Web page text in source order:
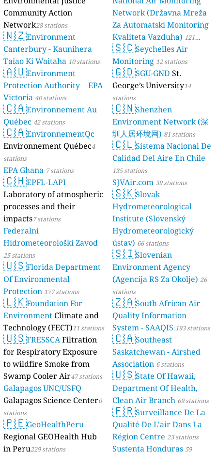
Community Action
Network28 stations
🇳🇿Environment
Canterbury - Kaunihera
Taiao Ki Waitaha 10 stations
🇦🇺Environment
Protection Authority | EPA
Victoria 40 stations
🇨🇦Environnement Au
Québec 42 stations
🇨🇦EnvironnementQc
Environnement Québec4
stations
EPA Ghana 7 stations
🇨🇭EPFL-LAPI
Laboratory of atmospheric
processes and their
impacts7 stations
Federalni
Hidrometeorološki Zavod
25 stations
🇺🇸Florida Department
Of Environmental
Protection 177 stations
🇱🇰Foundation For
Environment Climate and
Technology (FECT)11 stations
🇺🇸FRESSCAFiltration
for Respiratory Exposure
to wildfire Smoke from
Swamp Cooler Air47 stations
Galapagos UNC/USFQ
Galapagos Science Center0
stations
🇵🇪GeoHealthPeru
Regional GEOHealth Hub
in Peru229 stations
Network (Državna Mreža
Za Automatski Monitoring
Kvaliteta Vazduha) 121
stations
🇸🇨Seychelles Air
Monitoring 12 stations
🇬🇩SGU-GND St.
George’s University14
stations
🇨🇳Shenzhen
Environment Network (深
圳人居环境网) 81 stations
🇨🇱Sistema Nacional De
Calidad Del Aire En Chile
135 stations
SJVAir.com 39 stations
🇸🇰Slovak
Hydrometeorological
Institute (Slovenský
Hydrometeorologický
ústav) 66 stations
🇸🇮Slovenian
Environment Agency
(Agencija RS Za Okolje) 26
stations
🇿🇦South African Air
Quality Information
System - SAAQIS 193 stations
🇨🇦Southeast
Saskatchewan - Airshed
Association 6 stations
🇺🇸State Of Hawaii,
Department Of Health,
Clean Air Branch 69 stations
🇫🇷Surveillance De La
Qualité De L'air Dans La
Région Centre 23 stations
Sustenta Honduras 59